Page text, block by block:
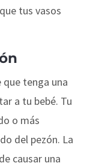
tus vasos
tenga una
a tu bebé. Tu
o más
del pezón. La
causar una